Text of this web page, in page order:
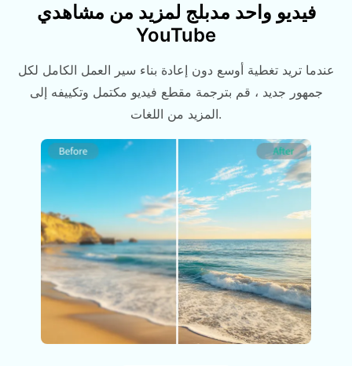
فيديو واحد مدبلج لمزيد من مشاهدي
YouTube
عندما تريد تغطية أوسع دون إعادة بناء سير العمل الكامل لكل
جمهور جديد ، قم بترجمة مقطع فيديو مكتمل وتكييفه إلى
المزيد من اللغات.